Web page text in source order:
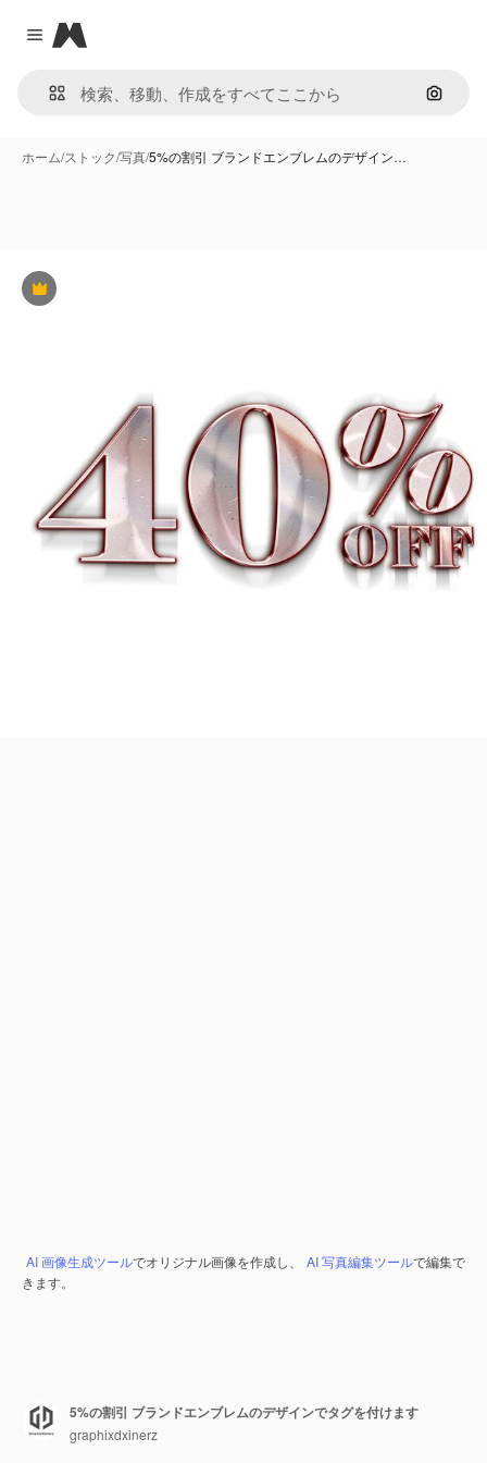
Close menu
Magnific
画像で
ホーム/ストック/写真/5%の割引 ブランドエンブレムのデザイン…
Premium
AI 画像生成ツールでオリジナル画像を作成し、 AI 写真編集ツールで編集で
きます。
5%の割引 ブランドエンブレムのデザインでタグを付けます
graphixdxinerz